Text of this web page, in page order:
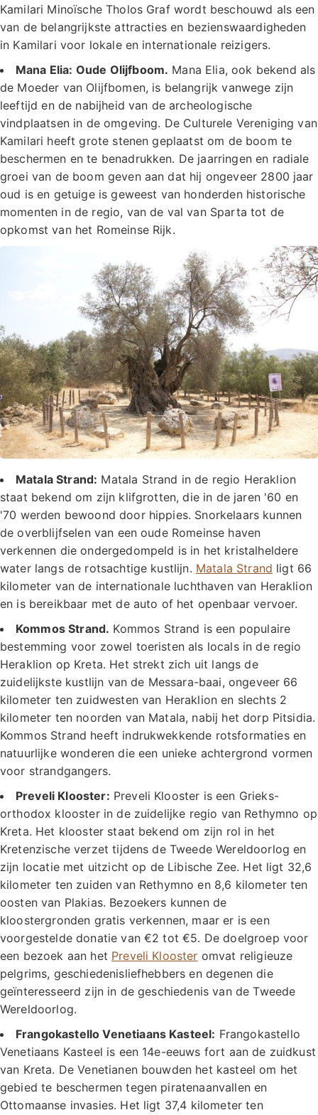
Kamilari Minoïsche Tholos Graf wordt beschouwd als een
van de belangrijkste attracties en bezienswaardigheden
in Kamilari voor lokale en internationale reizigers.
Mana Elia: Oude Olijfboom. Mana Elia, ook bekend als
de Moeder van Olijfbomen, is belangrijk vanwege zijn
leeftijd en de nabijheid van de archeologische
vindplaatsen in de omgeving. De Culturele Vereniging van
Kamilari heeft grote stenen geplaatst om de boom te
beschermen en te benadrukken. De jaarringen en radiale
groei van de boom geven aan dat hij ongeveer 2800 jaar
oud is en getuige is geweest van honderden historische
momenten in de regio, van de val van Sparta tot de
opkomst van het Romeinse Rijk.
Matala Strand: Matala Strand in de regio Heraklion
staat bekend om zijn klifgrotten, die in de jaren '60 en
'70 werden bewoond door hippies. Snorkelaars kunnen
de overblijfselen van een oude Romeinse haven
verkennen die ondergedompeld is in het kristalheldere
water langs de rotsachtige kustlijn. Matala Strand ligt 66
kilometer van de internationale luchthaven van Heraklion
en is bereikbaar met de auto of het openbaar vervoer.
Kommos Strand. Kommos Strand is een populaire
bestemming voor zowel toeristen als locals in de regio
Heraklion op Kreta. Het strekt zich uit langs de
zuidelijkste kustlijn van de Messara-baai, ongeveer 66
kilometer ten zuidwesten van Heraklion en slechts 2
kilometer ten noorden van Matala, nabij het dorp Pitsidia.
Kommos Strand heeft indrukwekkende rotsformaties en
natuurlijke wonderen die een unieke achtergrond vormen
voor strandgangers.
Preveli Klooster: Preveli Klooster is een Grieks-
orthodox klooster in de zuidelijke regio van Rethymno op
Kreta. Het klooster staat bekend om zijn rol in het
Kretenzische verzet tijdens de Tweede Wereldoorlog en
zijn locatie met uitzicht op de Libische Zee. Het ligt 32,6
kilometer ten zuiden van Rethymno en 8,6 kilometer ten
oosten van Plakias. Bezoekers kunnen de
kloostergronden gratis verkennen, maar er is een
voorgestelde donatie van €2 tot €5. De doelgroep voor
een bezoek aan het Preveli Klooster omvat religieuze
pelgrims, geschiedenisliefhebbers en degenen die
geïnteresseerd zijn in de geschiedenis van de Tweede
Wereldoorlog.
Frangokastello Venetiaans Kasteel: Frangokastello
Venetiaans Kasteel is een 14e-eeuws fort aan de zuidkust
van Kreta. De Venetianen bouwden het kasteel om het
gebied te beschermen tegen piratenaanvallen en
Ottomaanse invasies. Het ligt 37,4 kilometer ten